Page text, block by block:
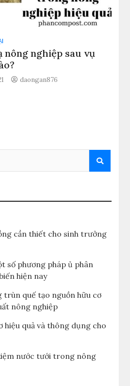
nông nghiệp sau vụ
daongan876
cần thiết cho sinh trưởng
số phương pháp ủ phân
hiện nay
trùn quế tạo nguồn hữu cơ
nông nghiệp
hiệu quả và thông dụng cho
nước tưới trong nông